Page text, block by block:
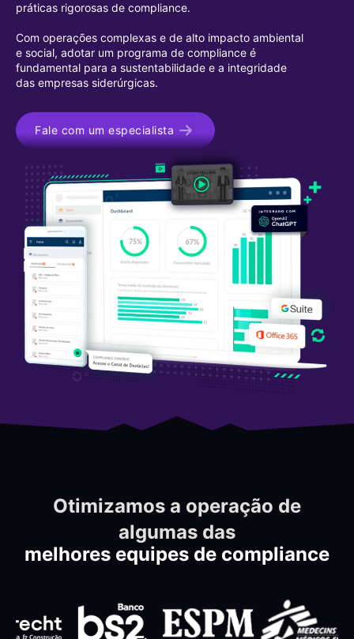
práticas rigorosas de compliance.
Com operações complexas e de alto impacto ambiental
e social, adotar um programa de compliance é
fundamental para a sustentabilidade e a integridade
das empresas siderúrgicas.
Fale com um especialista
Otimizamos a operação de
algumas das
melhores equipes de compliance